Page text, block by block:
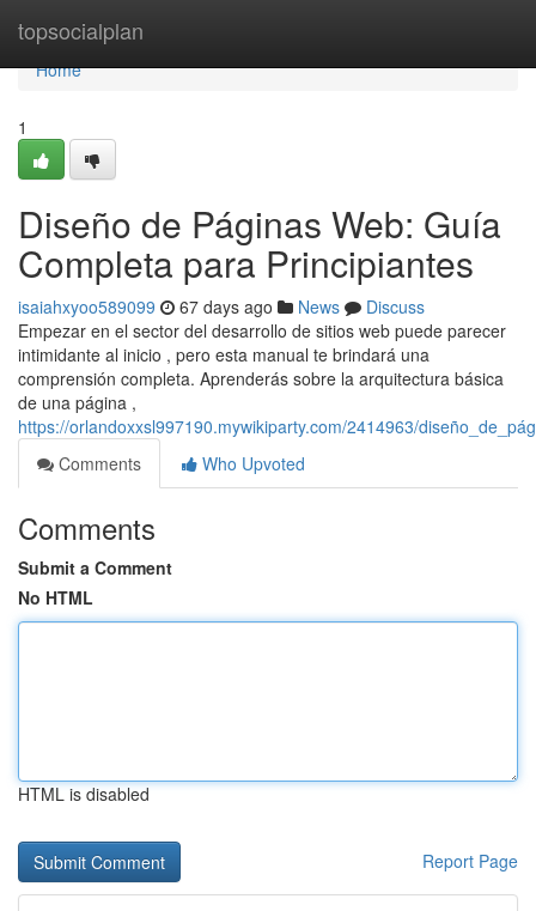
topsocialplan
Home
Home
1
Diseño de Páginas Web: Guía
Completa para Principiantes
isaiahxyoo589099 67 days ago News
Discuss
Empezar en el sector del desarrollo de sitios web puede parecer
intimidante al inicio , pero esta manual te brindará una
comprensión completa. Aprenderás sobre la arquitectura básica
de una página ,
https://orlandoxxsl997190.mywikiparty.com/2414963/
Comments
Who Upvoted
Comments
Submit a Comment
No HTML
HTML is disabled
Report Page